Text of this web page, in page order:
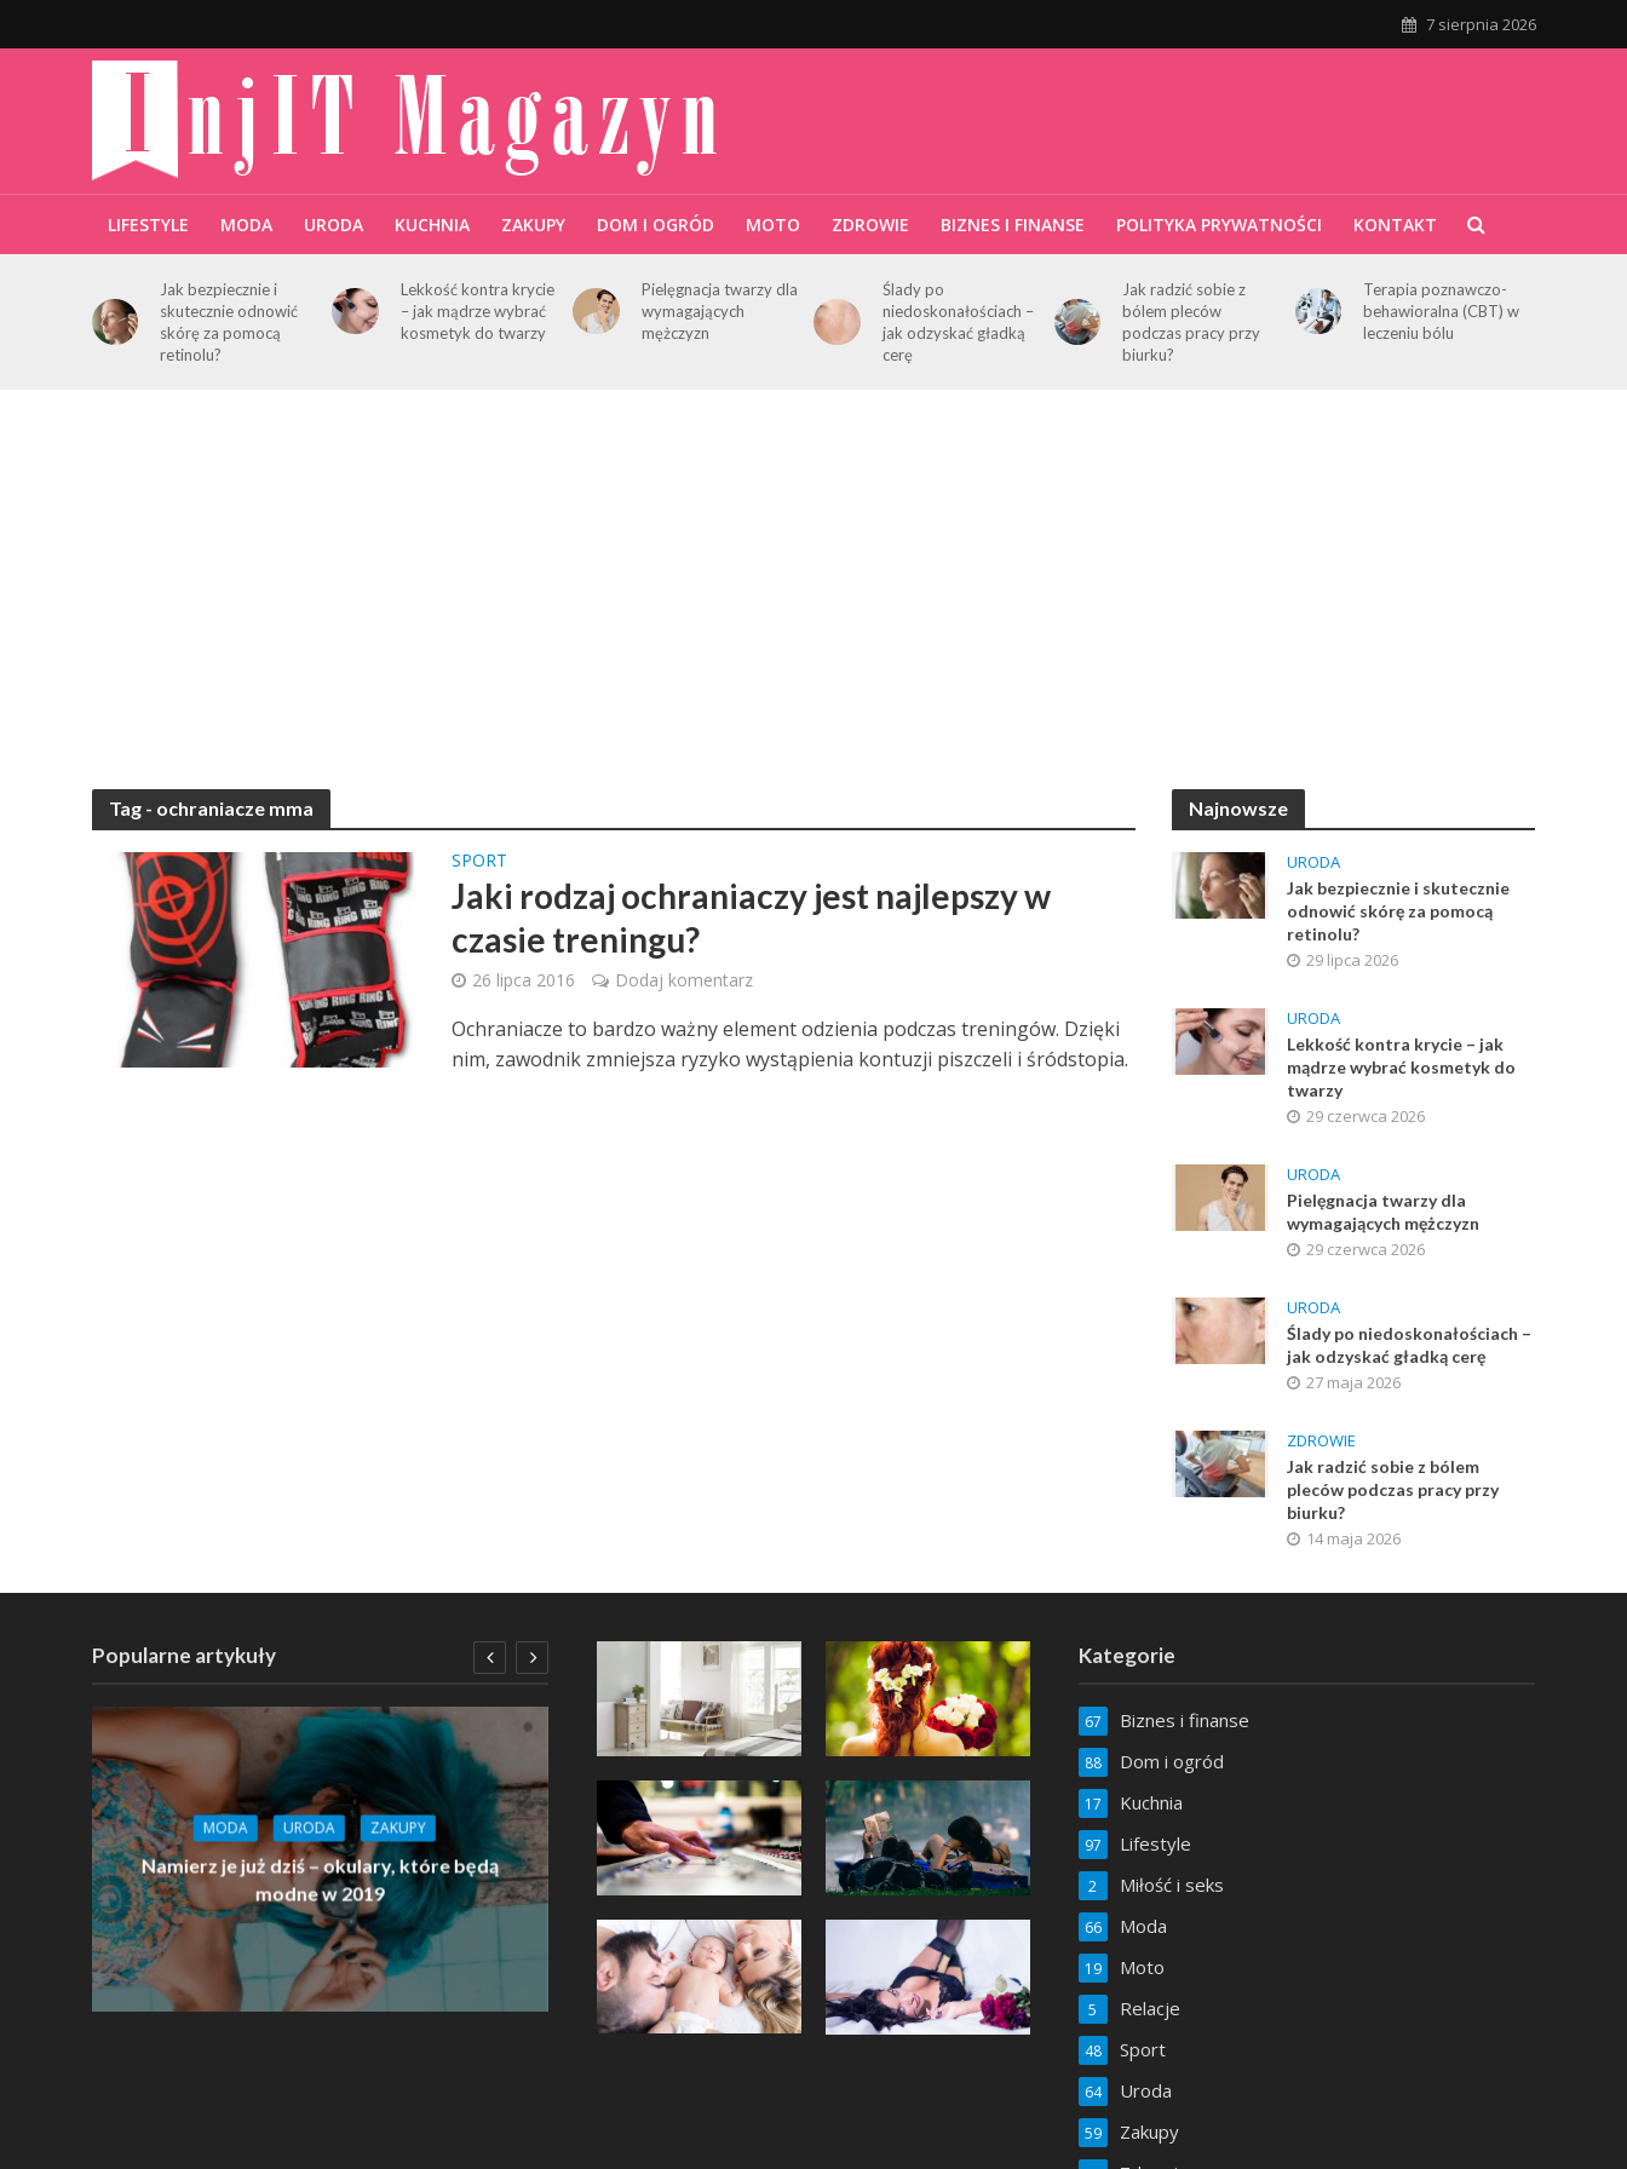
7 sierpnia 2026
LIFESTYLE MODA URODA KUCHNIA ZAKUPY DOM I OGRÓD MOTO ZDROWIE BIZNES I FINANSE POLITYKA PRYWATNOŚCI KONTAKT
Jak bezpiecznie i
skutecznie odnowić
skórę za pomocą
retinolu?
Lekkość kontra krycie
– jak mądrze wybrać
kosmetyk do twarzy
Pielęgnacja twarzy dla
wymagających
mężczyzn
Ślady po
niedoskonałościach –
jak odzyskać gładką
cerę
Jak radzić sobie z
bólem pleców
podczas pracy przy
biurku?
Terapia poznawczo-
behawioralna (CBT) w
leczeniu bólu
Tag - ochraniacze mma
SPORT
Jaki rodzaj ochraniaczy jest najlepszy w
czasie treningu?
26 lipca 2016 Dodaj komentarz
Ochraniacze to bardzo ważny element odzienia podczas treningów. Dzięki
nim, zawodnik zmniejsza ryzyko wystąpienia kontuzji piszczeli i śródstopia.
Najnowsze
URODA
Jak bezpiecznie i skutecznie
odnowić skórę za pomocą
retinolu?
29 lipca 2026
URODA
Lekkość kontra krycie – jak
mądrze wybrać kosmetyk do
twarzy
29 czerwca 2026
URODA
Pielęgnacja twarzy dla
wymagających mężczyzn
29 czerwca 2026
URODA
Ślady po niedoskonałościach –
jak odzyskać gładką cerę
27 maja 2026
ZDROWIE
Jak radzić sobie z bólem
pleców podczas pracy przy
biurku?
14 maja 2026
Popularne artykuły
MODA URODA ZAKUPY
Namierz je już dziś – okulary, które będą
modne w 2019
MOTO
Formalności po sprzedaży auta – o czym
należy pamiętać?
Farby modelarskie – niezbędny element
pasjonatów produktów modelarskich
Kategorie
Biznes i finanse
67
Dom i ogród
88
Kuchnia
17
Lifestyle
97
Miłość i seks
2
Moda
66
Moto
19
Relacje
5
Sport
48
Uroda
64
Zakupy
59